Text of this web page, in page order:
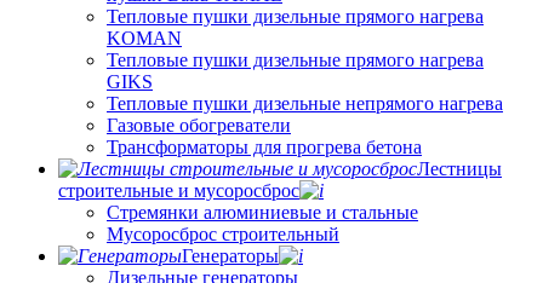
Тепловые пушки дизельные прямого нагрева
KOMAN
Тепловые пушки дизельные прямого нагрева
GIKS
Тепловые пушки дизельные непрямого нагрева
Газовые обогреватели
Трансформаторы для прогрева бетона
Лестницы
строительные и мусоросброс
Стремянки алюминиевые и стальные
Мусоросброс строительный
Генераторы
Дизельные генераторы